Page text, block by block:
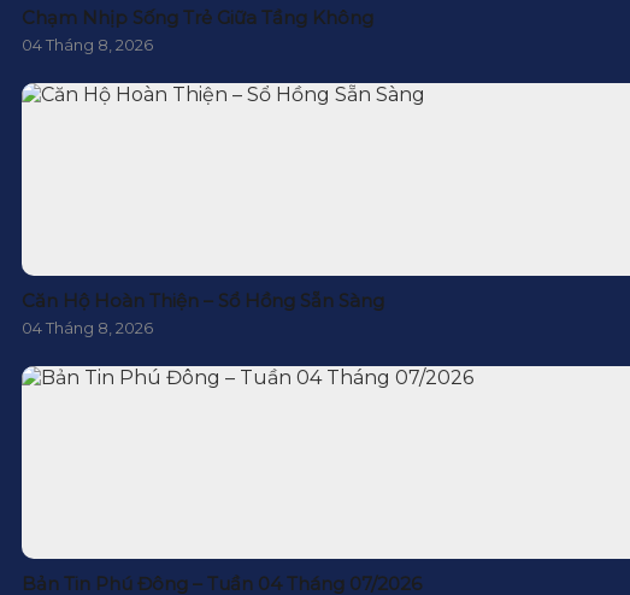
Chạm Nhịp Sống Trẻ Giữa Tầng Không
04 Tháng 8, 2026
Căn Hộ Hoàn Thiện – Sổ Hồng Sẵn Sàng
04 Tháng 8, 2026
Bản Tin Phú Đông – Tuần 04 Tháng 07/2026